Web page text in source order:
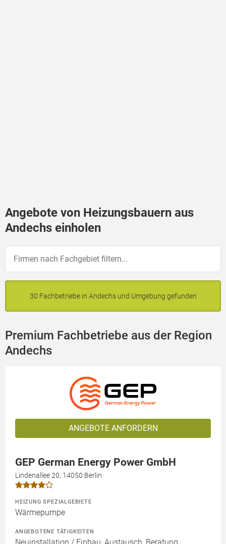
Angebote von Heizungsbauern aus
Andechs einholen
30 Fachbetriebe in Andechs und Umgebung gefunden
Premium Fachbetriebe aus der Region
Andechs
ANGEBOTE ANFORDERN
GEP German Energy Power GmbH
Lindenallee 20, 14050 Berlin
HEIZUNG SPEZIALGEBIETE
Wärmepumpe
ANGEBOTENE TÄTIGKEITEN